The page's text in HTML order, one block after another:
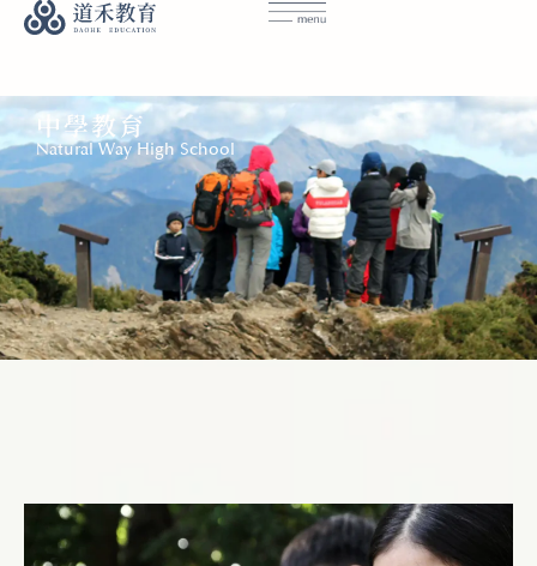
中學教育
Natural Way High School